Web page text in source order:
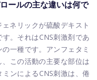
ールの主な違いは何で
ネリックが硫酸デキスト
。それはCNS刺激剤であ
一種です。アンフェタミ
この活動の主要な部位は
ンによるCNS刺激は、倦